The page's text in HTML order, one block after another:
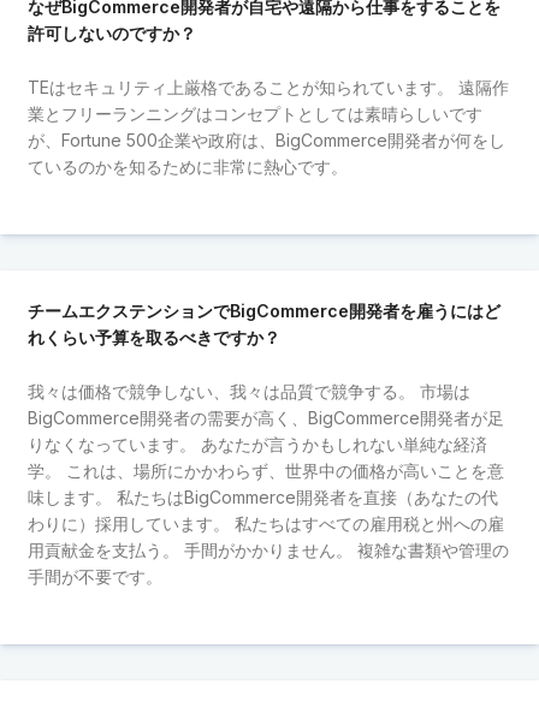
なぜBigCommerce開発者が自宅や遠隔から仕事をすることを
許可しないのですか？
TEはセキュリティ上厳格であることが知られています。 遠隔作
業とフリーランニングはコンセプトとしては素晴らしいです
が、Fortune 500企業や政府は、BigCommerce開発者が何をし
ているのかを知るために非常に熱心です。
チームエクステンションでBigCommerce開発者を雇うにはど
れくらい予算を取るべきですか？
我々は価格で競争しない、我々は品質で競争する。 市場は
BigCommerce開発者の需要が高く、BigCommerce開発者が足
りなくなっています。 あなたが言うかもしれない単純な経済
学。 これは、場所にかかわらず、世界中の価格が高いことを意
味します。 私たちはBigCommerce開発者を直接（あなたの代
わりに）採用しています。 私たちはすべての雇用税と州への雇
用貢献金を支払う。 手間がかかりません。 複雑な書類や管理の
手間が不要です。